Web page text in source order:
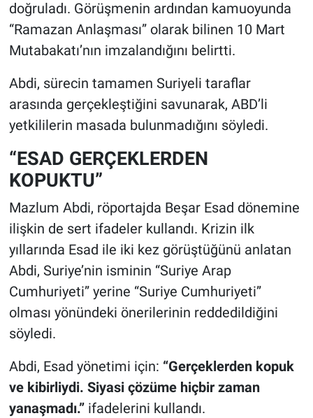
doğruladı. Görüşmenin ardından kamuoyunda
“Ramazan Anlaşması” olarak bilinen 10 Mart
Mutabakatı’nın imzalandığını belirtti.
Abdi, sürecin tamamen Suriyeli taraflar
arasında gerçekleştiğini savunarak, ABD’li
yetkililerin masada bulunmadığını söyledi.
“ESAD GERÇEKLERDEN
KOPUKTU”
Mazlum Abdi, röportajda Beşar Esad dönemine
ilişkin de sert ifadeler kullandı. Krizin ilk
yıllarında Esad ile iki kez görüştüğünü anlatan
Abdi, Suriye’nin isminin “Suriye Arap
Cumhuriyeti” yerine “Suriye Cumhuriyeti”
olması yönündeki önerilerinin reddedildiğini
söyledi.
Abdi, Esad yönetimi için: “Gerçeklerden kopuk
ve kibirliydi. Siyasi çözüme hiçbir zaman
yanaşmadı.”ifadelerini kullandı.